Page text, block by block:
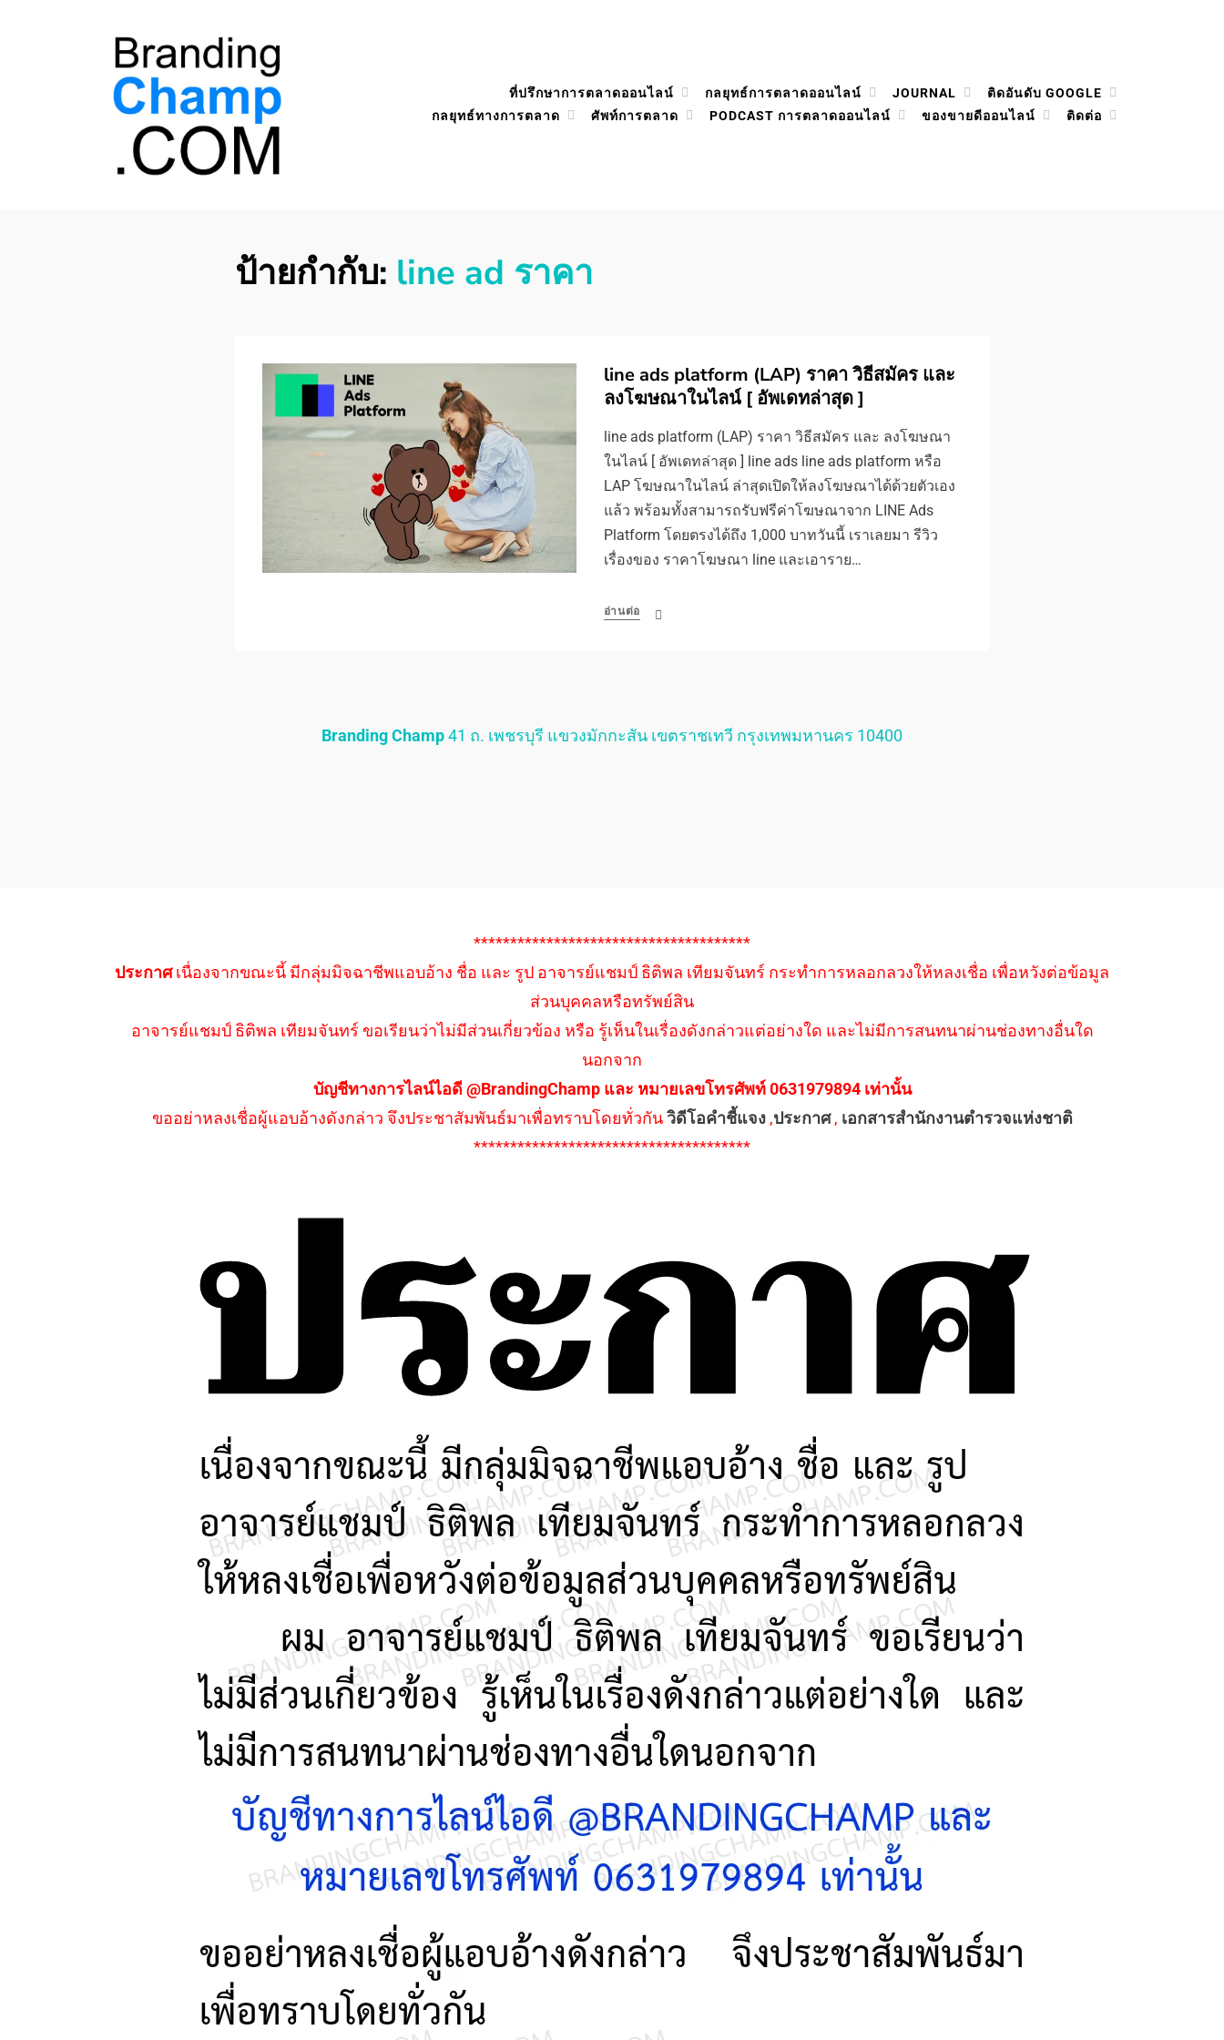
ที่ปรึกษาการตลาดออนไลน์ กลยุทธ์การตลาดออนไลน์ JOURNAL
ติดอันดับ GOOGLE
กลยุทธ์ทางการตลาด
ศัพท์การตลาด PODCAST การตลาดออนไลน์ ของขายดีออนไลน์ ติดต่อ
ป้ายกำกับ: line ad ราคา
line ads platform (LAP) ราคา วิธีสมัคร และ
ลงโฆษณาในไลน์ [ อัพเดทล่าสุด ]
line ads platform (LAP) ราคา วิธีสมัคร และ ลงโฆษณา
ในไลน์ [ อัพเดทล่าสุด ] line ads line ads platform หรือ
LAP โฆษณาในไลน์ ล่าสุดเปิดให้ลงโฆษณาได้ด้วยตัวเอง
แล้ว พร้อมทั้งสามารถรับฟรีค่าโฆษณาจาก LINE Ads
Platform โดยตรงได้ถึง 1,000 บาทวันนี้ เราเลยมา รีวิว
เรื่องของ ราคาโฆษณา line และเอาราย…
อ่านต่อ
Branding Champ41 ถ. เพชรบุรี แขวงมักกะสัน เขตราชเทวี กรุงเทพมหานคร 10400
**************************************
ประกาศเนื่องจากขณะนี้ มีกลุ่มมิจฉาชีพแอบอ้าง ชื่อ และ รูป อาจารย์แชมป์ ธิติพล เทียมจันทร์ กระทำการหลอกลวงให้หลงเชื่อ เพื่อหวังต่อข้อมูล
ส่วนบุคคลหรือทรัพย์สิน
อาจารย์แชมป์ ธิติพล เทียมจันทร์ ขอเรียนว่าไม่มีส่วนเกี่ยวข้อง หรือ รู้เห็นในเรื่องดังกล่าวแต่อย่างใด และไม่มีการสนทนาผ่านช่องทางอื่นใด
นอกจาก
บัญชีทางการไลน์ไอดี @BrandingChamp และ หมายเลขโทรศัพท์ 0631979894 เท่านั้น
ขออย่าหลงเชื่อผู้แอบอ้างดังกล่าว จึงประชาสัมพันธ์มาเพื่อทราบโดยทั่วกันวิดีโอคำชี้แจง,ประกาศ, เอกสารสำนักงานตำรวจแห่งชาติ
**************************************